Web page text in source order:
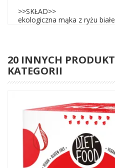
>>SKŁAD>>
ekologiczna mąka z ryżu
20 INNYCH
KATEGORII